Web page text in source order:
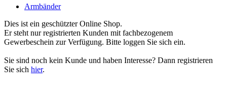
Armbänder
Dies ist ein geschützter Online Shop.
Er steht nur registrierten Kunden mit fachbezogenem
Gewerbeschein zur Verfügung. Bitte loggen Sie sich ein.
Sie sind noch kein Kunde und haben Interesse? Dann registrieren
Sie sich hier.